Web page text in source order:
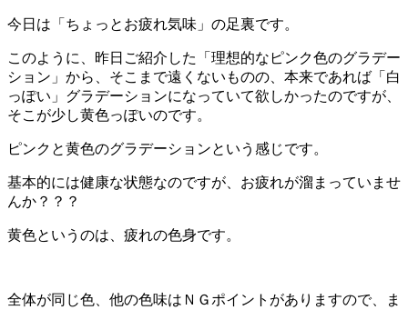
今日は「ちょっとお疲れ気味」の足裏です。
このように、昨日ご紹介した「理想的なピンク色のグラデー
ション」から、そこまで遠くないものの、本来であれば「白
っぽい」グラデーションになっていて欲しかったのですが、
そこが少し黄色っぽいのです。
ピンクと黄色のグラデーションという感じです。
基本的には健康な状態なのですが、お疲れが溜まっていませ
んか？？？
黄色というのは、疲れの色身です。
全体が同じ色、他の色味はＮＧポイントがありますので、ま